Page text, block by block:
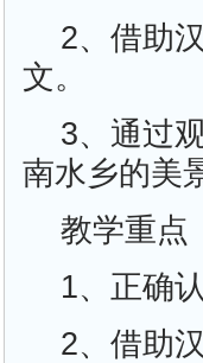
2、借助
文。
3、通过
南水乡的美
教学重点
1、正确
2、借助